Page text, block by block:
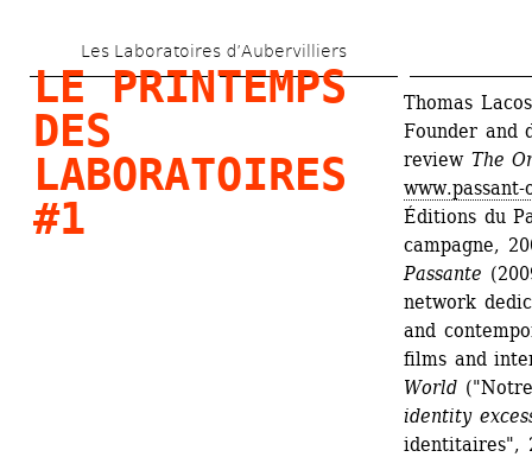
au
contenu
Les Laboratoires d’Aubervilliers
LE PRINTEMPS
DES
LABORATOIRES
#1
Thomas
Founder and
review The
Éditions du
campagne,
Passante
network
and
films and
World
identity
identitaires",